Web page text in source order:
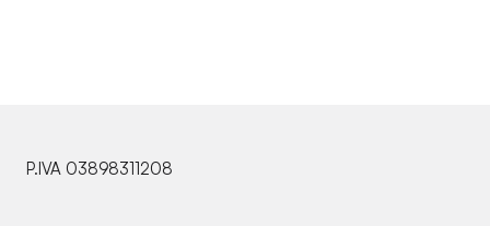
P.IVA 03898311208